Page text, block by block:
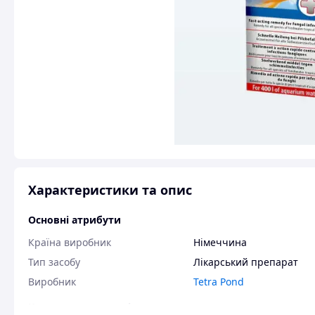
Характеристики та опис
Основні атрибути
Країна виробник
Німеччина
Тип засобу
Лікарський препарат
Виробник
Tetra Pond